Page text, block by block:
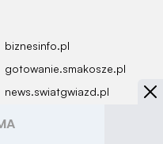
biznesinfo.pl
gotowanie.smakosze.pl
news.swiatgwiazd.pl